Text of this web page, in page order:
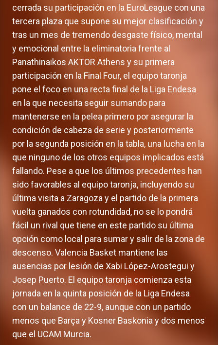
cerrada su participación en la EuroLeague con una
tercera plaza que supone su mejor clasificación y
tras un mes de tremendo desgaste físico, mental
y emocional entre la eliminatoria frente al
Panathinaikos AKTOR Athens y su primera
participación en la Final Four, el equipo taronja
pone el foco en una recta final de la Liga Endesa
en la que necesita seguir sumando para
mantenerse en la pelea primero por asegurar la
condición de cabeza de serie y posteriormente
por la segunda posición en la tabla, una lucha en la
que ninguno de los otros equipos implicados está
fallando. Pese a que los últimos precedentes han
sido favorables al equipo taronja, incluyendo su
última visita a Zaragoza y el partido de la primera
vuelta ganados con rotundidad, no se lo pondrá
fácil un rival que tiene en este partido su última
opción como local para sumar y salir de la zona de
descenso. Valencia Basket mantiene las
ausencias por lesión de Xabi López-Arostegui y
Josep Puerto. El equipo taronja comienza esta
jornada en la quinta posición de la Liga Endesa
con un balance de 22-9, aunque con un partido
menos que Barça y Kosner Baskonia y dos menos
que el UCAM Murcia.